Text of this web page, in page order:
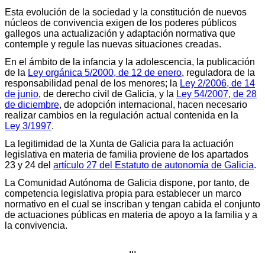
Esta evolución de la sociedad y la constitución de nuevos
núcleos de convivencia exigen de los poderes públicos
gallegos una actualización y adaptación normativa que
contemple y regule las nuevas situaciones creadas.
En el ámbito de la infancia y la adolescencia, la publicación
de la Ley orgánica 5/2000, de 12 de enero, reguladora de la
responsabilidad penal de los menores; la Ley 2/2006, de 14
de junio, de derecho civil de Galicia, y la Ley 54/2007, de 28
de diciembre, de adopción internacional, hacen necesario
realizar cambios en la regulación actual contenida en la
Ley 3/1997.
La legitimidad de la Xunta de Galicia para la actuación
legislativa en materia de familia proviene de los apartados
23 y 24 del artículo 27 del Estatuto de autonomía de Galicia.
La Comunidad Autónoma de Galicia dispone, por tanto, de
competencia legislativa propia para establecer un marco
normativo en el cual se inscriban y tengan cabida el conjunto
de actuaciones públicas en materia de apoyo a la familia y a
la convivencia.